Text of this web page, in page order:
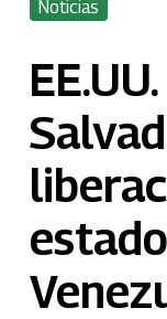
Noticias